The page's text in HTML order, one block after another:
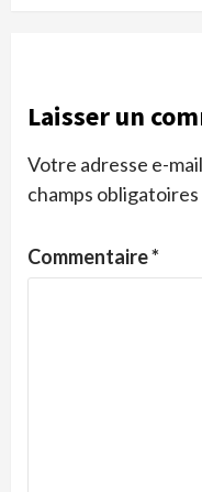
Laisser un
Votre adresse e-
champs
Commentaire*